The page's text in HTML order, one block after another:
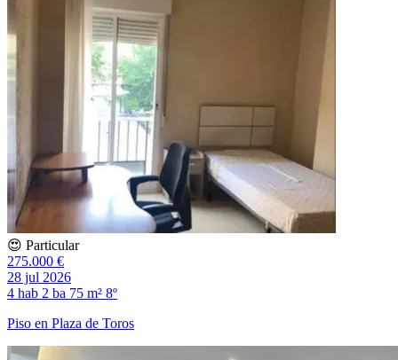
😍 Particular
275.000 €
28 jul 2026
4 hab 2 ba 75 m² 8º
Piso en Plaza de Toros